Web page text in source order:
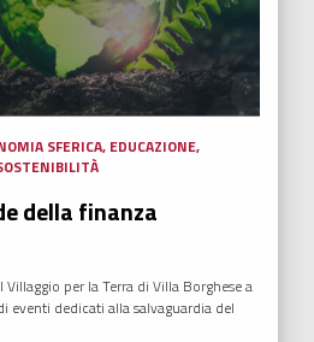
SFERICA, EDUCAZIONE,
della finanza
per la Terra di Villa Borghese a
eventi dedicati alla salvaguardia del